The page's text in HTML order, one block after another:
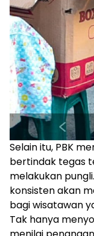
Selain itu, PBK
bertindak tegas
melakukan
konsisten akan
bagi wisatawan
Tak hanya